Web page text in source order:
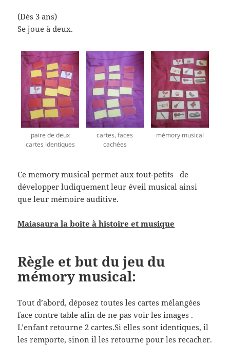
(Dès 3 ans)
Se joue à deux.
paire de deux
cartes identiques
cartes, faces
cachées
mémory musical
Ce memory musical permet aux tout-petits de
développer ludiquement leur éveil musical ainsi
que leur mémoire auditive.
Maiasaura la boite à histoire et musique
Règle et but du jeu du
mémory musical:
Tout d’abord, déposez toutes les cartes mélangées
face contre table afin de ne pas voir les images .
L’enfant retourne 2 cartes.Si elles sont identiques, il
les remporte, sinon il les retourne pour les recacher.